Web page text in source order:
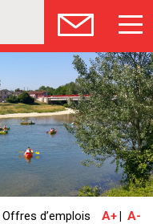
Offres d’emplois A+ A-